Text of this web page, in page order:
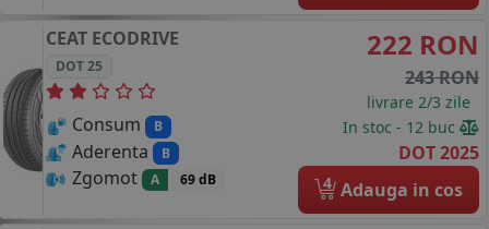
CEAT ECODRIVE
DOT 25
Consum B
Aderenta B
Zgomot A 69 dB
222 RON
243 RON
livrare 2/3 zile
In stoc - 12 buc
DOT 2025
4 Adauga in cos